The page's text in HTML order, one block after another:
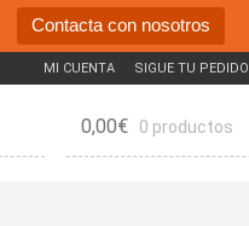
Contacta con nosotros
MI CUENTA SIGUE TU PEDIDO
0,00€ 0 productos